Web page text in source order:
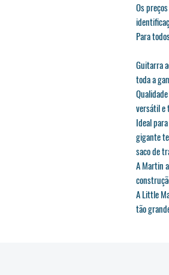
Os
Para
Guitarra
toda a
versátil e
Ideal
gigante
saco de
A Martin
A Little
tão